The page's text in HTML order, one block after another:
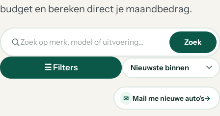
budget en bereken direct je maandbedrag.
☰ Filters
Sorteren
Zoek
✉ Mail me nieuwe auto's→